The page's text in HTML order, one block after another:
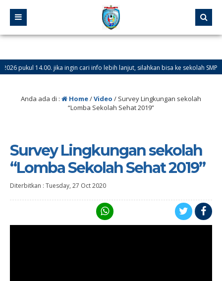
pukul 14.00. jika ingin cari info lebih lanjut, silahkan bisa ke sekolah SMP
Anda ada di : Home/Video / Survey Lingkungan sekolah
“Lomba Sekolah Sehat 2019”
Survey Lingkungan sekolah
“Lomba Sekolah Sehat 2019”
Diterbitkan : Tuesday, 27 Oct 2020